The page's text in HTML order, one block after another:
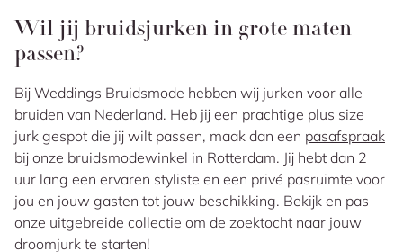
Wil jij bruidsjurken in grote maten
passen?
Bij Weddings Bruidsmode hebben wij jurken voor alle
bruiden van Nederland. Heb jij een prachtige plus size
jurk gespot die jij wilt passen, maak dan een pasafspraak
bij onze bruidsmodewinkel in Rotterdam. Jij hebt dan 2
uur lang een ervaren styliste en een privé pasruimte voor
jou en jouw gasten tot jouw beschikking. Bekijk en pas
onze uitgebreide collectie om de zoektocht naar jouw
droomjurk te starten!